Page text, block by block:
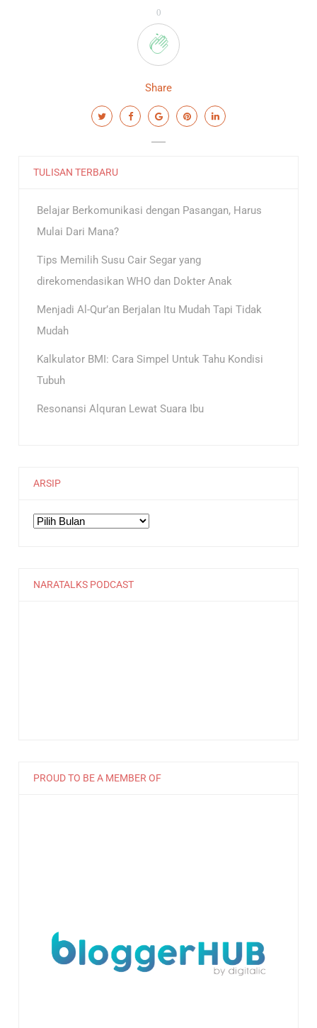
0
Share
TULISAN TERBARU
Belajar Berkomunikasi dengan Pasangan, Harus
Mulai Dari Mana?
Tips Memilih Susu Cair Segar yang
direkomendasikan WHO dan Dokter Anak
Menjadi Al-Qur’an Berjalan Itu Mudah Tapi Tidak
Mudah
Kalkulator BMI: Cara Simpel Untuk Tahu Kondisi
Tubuh
Resonansi Alquran Lewat Suara Ibu
ARSIP
Arsip
NARATALKS PODCAST
PROUD TO BE A MEMBER OF